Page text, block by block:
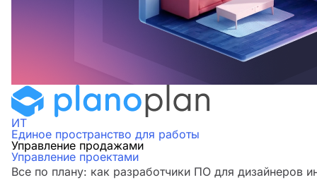
ИТ
Единое пространство для работы
Управление продажами
Управление проектами
Все по плану: как разработчики ПО для дизайнеров